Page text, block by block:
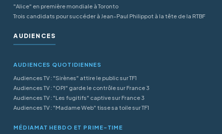
"Alice" en première mondiale à Toronto
Trois candidats pour succéder à Jean-Paul Philippot à la tête de la RTBF
AUDIENCES
AUDIENCES QUOTIDIENNES
Audiences TV : "Sirènes" attire le public sur TF1
Audiences TV : "OPJ" garde le contrôle sur France 3
Audiences TV : "Les fugitifs" captive sur France 3
Audiences TV : "Madame Web" tisse sa toile sur TF1
MÉDIAMAT HEBDO ET PRIME-TIME